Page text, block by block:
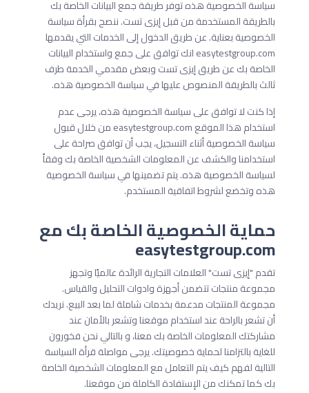
سياسة الخصوصية هذه توفر طريقة جمع البيانات الخاصة بك
بالطريقة المستخدمة من قبل إيزى تست. ننصح بقرأة سياسة
الخصوصية بعناية. عن طريق الدخول إلى الخدمات التي يقدمها
easytestgroup.com انك توافق على جمع واستخدام البيانات
الخاصة بك عن طريق إيزى تست وبعض مقدمي الخدمة طرف
ثالث بالطريقة المنصوص عليها في سياسة الخصوصية هذه.
إذا كنت لا توافق على سياسة الخصوصية هذه، يرجى عدم
استخدام هذا الموقع easytestgroup.com من خلال قبول
سياسة الخصوصية أثناء التسجيل، يجب أن توافق صراحة على
استخدامنا والكشف عن المعلومات الشخصية الخاصة بك وفقاً
لسياسة الخصوصية هذه. يتم تضمينها في سياسة الخصوصية
هذه وتخضع لشروط اتفاقية المستخدم.
حماية الخصوصية الخاصة بك مع
easytestgroup.com
تقدم "إيزى تست" العلامات التجارية الرائدة عالميًا وتجهز
مجموعة منتجات تتضمن أجهزة وادوات التحليل والقياس.
مجموعة المنتجات مدعمة بخدمات شاملة لما بعد البيع. نريدك
أن تشعر بالراحة عند استخدام موقعنا وتشعر بالأمان عند
مشاركتك المعلومات الخاصة بك معنا، و بالتالي نحن فخورون
للغاية بالتزامنا لحماية خصوصيتك. يرجى مواصلة قرأة السياسة
التالية لفهم كيف يتم التعامل مع المعلومات الشخصية الخاصة
بك كما تمكنك من الإستفادة الكاملة من موقعنا.